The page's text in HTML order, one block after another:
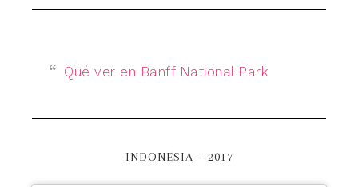
Qué ver en Banff National Park
INDONESIA – 2017